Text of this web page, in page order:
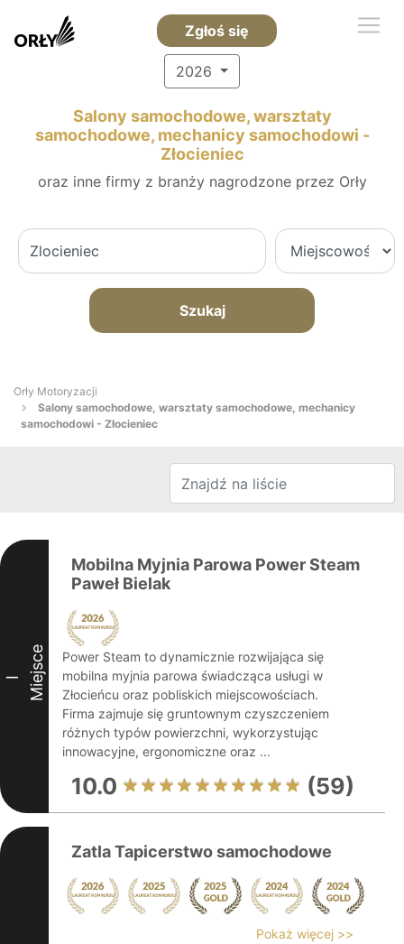
Zgłoś się
2026
Salony samochodowe, warsztaty
samochodowe, mechanicy samochodowi -
Złocieniec
oraz inne firmy z branży nagrodzone przez Orły
Szukaj
Orły Motoryzacji
Salony samochodowe, warsztaty samochodowe, mechanicy
samochodowi - Złocieniec
I Miejsce
Mobilna Myjnia Parowa Power Steam
Paweł Bielak
Power Steam to dynamicznie rozwijająca się
mobilna myjnia parowa świadcząca usługi w
Złocieńcu oraz pobliskich miejscowościach.
Firma zajmuje się gruntownym czyszczeniem
różnych typów powierzchni, wykorzystując
innowacyjne, ergonomiczne oraz ...
10.0 (59)
Zatla Tapicerstwo samochodowe
Pokaż więcej >>